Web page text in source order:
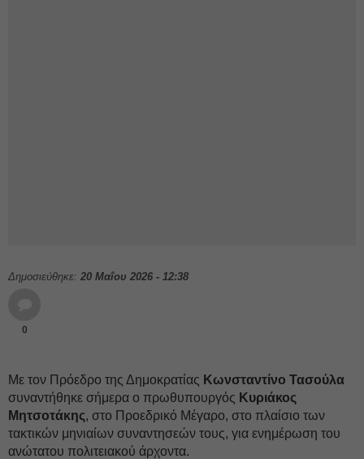
Δημοσιεύθηκε: 20 Μαΐου 2026 - 12:38
0
Με τον Πρόεδρο της Δημοκρατίας Κωνσταντίνο Τασούλα
συναντήθηκε σήμερα ο πρωθυπουργός Κυριάκος
Μητσοτάκης, στο Προεδρικό Μέγαρο, στο πλαίσιο των
τακτικών μηνιαίων συναντησεών τους, για ενημέρωση του
ανώτατου πολιτειακού άρχοντα.